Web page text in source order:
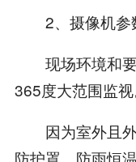
2、摄像机参
现场环境和要
365度大范围监视
因为室外且外
防护罩，防雨恒